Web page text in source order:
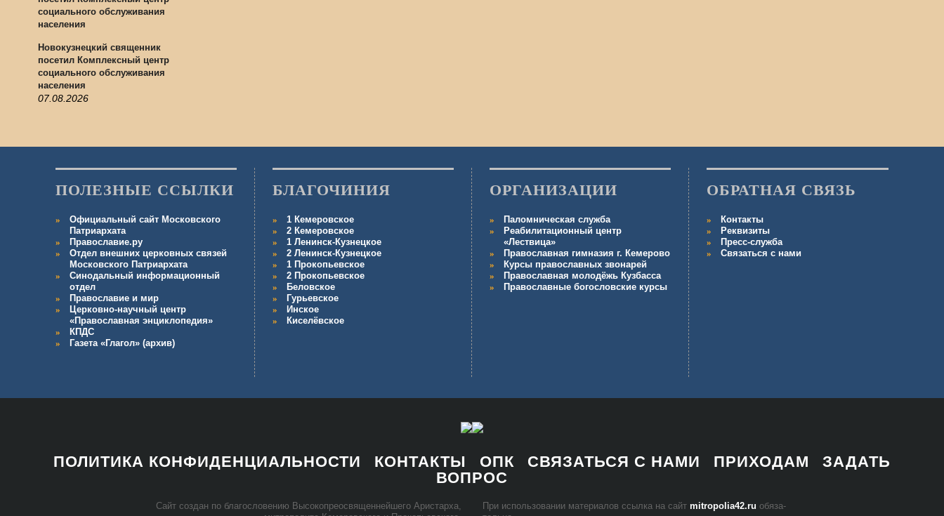
Новокузнецкий священник
посетил Комплексный центр
социального обслуживания
населения
07.08.2026
ПОЛЕЗНЫЕ ССЫЛКИ
Официальный сайт Московского
Патриархата
Православие.ру
Отдел внешних церковных связей
Московского Патриархата
Синодальный информационный
отдел
Православие и мир
Церковно-научный центр
«Православная энциклопедия»
КПДС
Газета «Глагол» (архив)
БЛАГОЧИНИЯ
1 Кемеровское
2 Кемеровское
1 Ленинск-Кузнецкое
2 Ленинск-Кузнецкое
1 Прокопьевское
2 Прокопьевское
Беловское
Гурьевское
Инское
Киселёвское
ОРГАНИЗАЦИИ
Паломническая служба
Реабилитационный центр
«Лествица»
Православная гимназия г. Кемерово
Курсы православных звонарей
Православная молодёжь Кузбасса
Православные богословские курсы
ОБРАТНАЯ СВЯЗЬ
Контакты
Реквизиты
Пресс-служба
Связаться с нами
ПОЛИТИКА КОНФИДЕНЦИАЛЬНОСТИ КОНТАКТЫ ОПК СВЯЗАТЬСЯ С НАМИ ПРИХОДАМ
ЗАДАТЬ
ВОПРОС
Сайт со­здан по бла­го­сло­ве­нию Вы­со­ко­прео­свя­щен­ней­ше­го Ари­стар­ха,
При ис­поль­зо­ва­нии ма­те­ри­а­лов ссыл­ка на сайт mitropolia42.ru обя­за­